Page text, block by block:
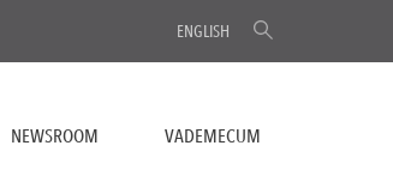
ENGLISH
NEWSROOM VADEMECUM